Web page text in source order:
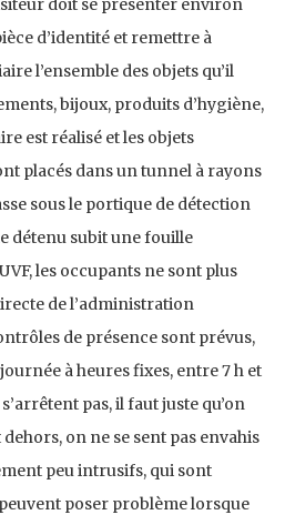
d’identité et remettre à
l’ensemble des objets qu’il
bijoux, produits d’hygiène,
est réalisé et les objets
placés dans un tunnel à rayons
sous le portique de détection
détenu subit une fouille
les occupants ne sont plus
de l’administration
de présence sont prévus,
à heures fixes, entre 7 h et
pas, il faut juste qu’on
on ne se sent pas envahis
peu intrusifs, qui sont
poser problème lorsque